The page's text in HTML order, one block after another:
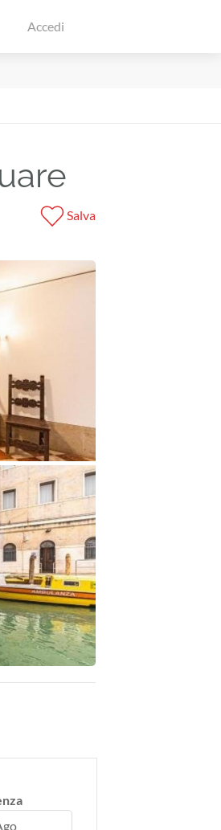
Accedi
Salva